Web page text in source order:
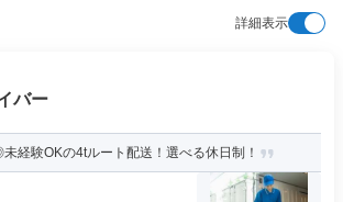
詳細表示
バー
経験OKの4tルート配送！選べる休日制！